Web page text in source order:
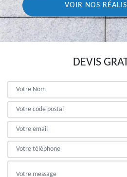
VOIR NOS
DEVIS